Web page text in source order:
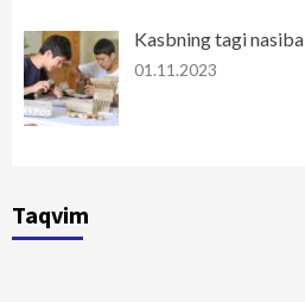
Kasbning tagi nasiba
01.11.2023
Taqvim